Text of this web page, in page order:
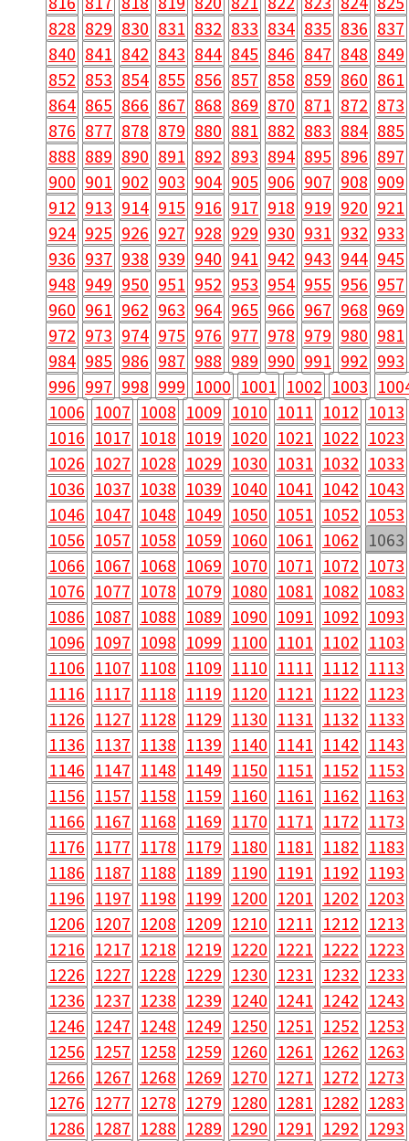
828 829 830 831 832 833 834 835 836 837
840 841 842 843 844 845 846 847 848 849
852 853 854 855 856 857 858 859 860 861
864 865 866 867 868 869 870 871 872 873
876 877 878 879 880 881 882 883 884 885
888 889 890 891 892 893 894 895 896 897
900 901 902 903 904 905 906 907 908 909
912 913 914 915 916 917 918 919 920 921
924 925 926 927 928 929 930 931 932 933
936 937 938 939 940 941 942 943 944 945
948 949 950 951 952 953 954 955 956 957
960 961 962 963 964 965 966 967 968 969
972 973 974 975 976 977 978 979 980 981
984 985 986 987 988 989 990 991 992 993
996 997 998 999 1000 1001 1002 1003
1006 1007 1008 1009 1010 1011 1012 1013
1016 1017 1018 1019 1020 1021 1022 1023
1026 1027 1028 1029 1030 1031 1032 1033
1036 1037 1038 1039 1040 1041 1042 1043
1046 1047 1048 1049 1050 1051 1052 1053
1056 1057 1058 1059 1060 1061 1062 1063
1066 1067 1068 1069 1070 1071 1072 1073
1076 1077 1078 1079 1080 1081 1082 1083
1086 1087 1088 1089 1090 1091 1092 1093
1096 1097 1098 1099 1100 1101 1102 1103
1106 1107 1108 1109 1110 1111 1112 1113
1116 1117 1118 1119 1120 1121 1122 1123
1126 1127 1128 1129 1130 1131 1132 1133
1136 1137 1138 1139 1140 1141 1142 1143
1146 1147 1148 1149 1150 1151 1152 1153
1156 1157 1158 1159 1160 1161 1162 1163
1166 1167 1168 1169 1170 1171 1172 1173
1176 1177 1178 1179 1180 1181 1182 1183
1186 1187 1188 1189 1190 1191 1192 1193
1196 1197 1198 1199 1200 1201 1202 1203
1206 1207 1208 1209 1210 1211 1212 1213
1216 1217 1218 1219 1220 1221 1222 1223
1226 1227 1228 1229 1230 1231 1232 1233
1236 1237 1238 1239 1240 1241 1242 1243
1246 1247 1248 1249 1250 1251 1252 1253
1256 1257 1258 1259 1260 1261 1262 1263
1266 1267 1268 1269 1270 1271 1272 1273
1276 1277 1278 1279 1280 1281 1282 1283
1286 1287 1288 1289 1290 1291 1292 1293